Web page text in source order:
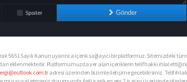
Spoiler Gönder
5651 Sayılı Kanun uyarınca içerik sağlayıcı bir platformuz. Sitemizdeki tüm
eklenmektedir. Platformumuzda yer alan içeriklerin telif hakkı ihlal ettiğini
adresi üzerinden bizimle iletişime geçebilirsiniz. Telif ihlali